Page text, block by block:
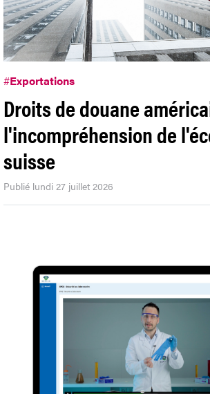
#Exportations
Droits de douane
l'incompréhension de
suisse
Publié lundi 27 juillet 2026